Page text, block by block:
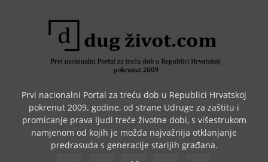
Prvi nacionalni Portal za treću dob u Republici Hrvatskoj
pokrenut 2009. godine, od strane Udruge za zaštitu i
promicanje prava ljudi treće životne dobi, s višestrukom
namjenom od kojih je možda najvažnija otklanjanje
predrasuda s generacije starijih građana.